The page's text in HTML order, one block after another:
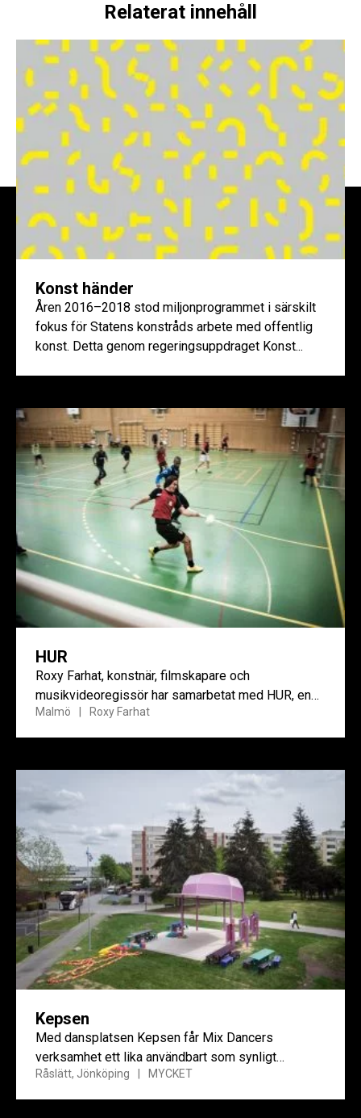
Relaterat innehåll
Konst händer
Åren 2016–2018 stod miljonprogrammet i särskilt
fokus för Statens konstråds arbete med offentlig
konst. Detta genom regeringsuppdraget Konst...
HUR
Roxy Farhat, konstnär, filmskapare och
musikvideoregissör har samarbetat med HUR, en
grupp unga i åldrarna 16–25 år i...
Malmö Roxy Farhat
Kepsen
Med dansplatsen Kepsen får Mix Dancers
verksamhet ett lika användbart som synligt
utropstecken i miljön.
Råslätt, Jönköping MYCKET